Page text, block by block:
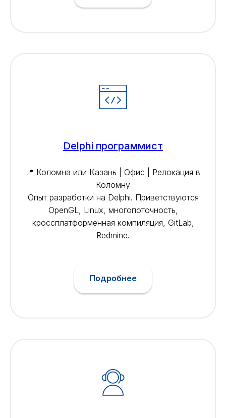
Delphi программист
📍 Коломна или Казань | Офис | Релокация в
Коломну
Опыт разработки на Delphi. Приветствуются
OpenGL, Linux, многопоточность,
кроссплатформенная компиляция, GitLab,
Redmine.
Подробнее